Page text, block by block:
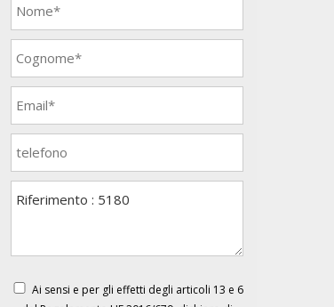
Ai sensi e per gli effetti degli articoli 13 e 6